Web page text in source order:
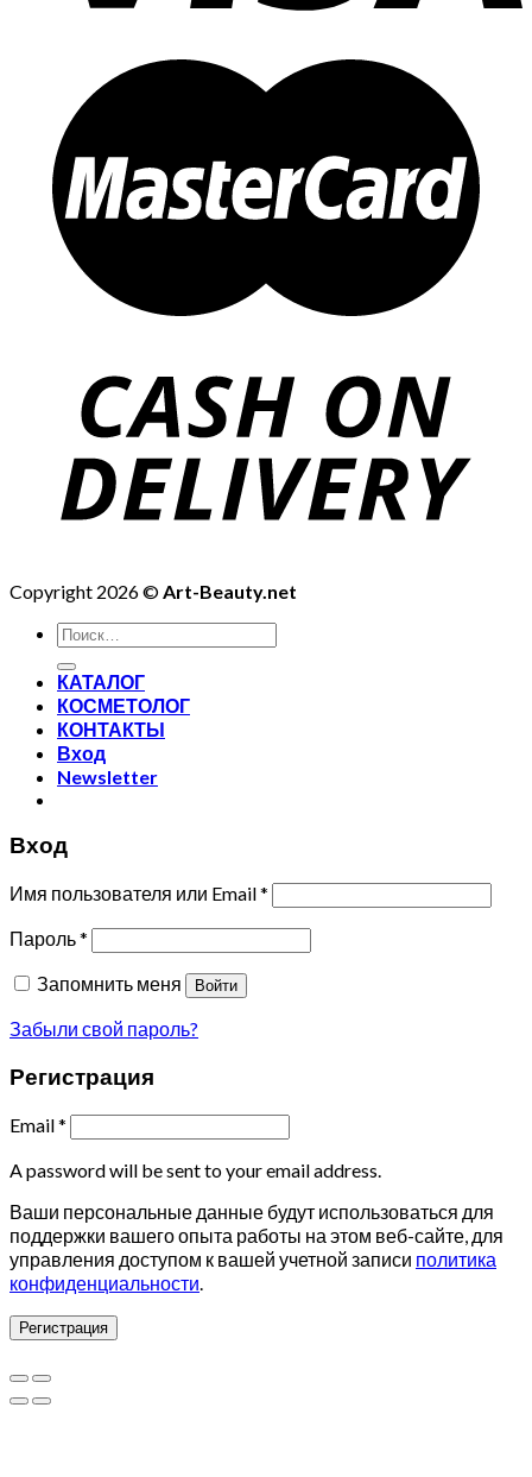
Copyright 2026 © Art-Beauty.net
Искать:
КАТАЛОГ
КОСМЕТОЛОГ
КОНТАКТЫ
Вход
Newsletter
Вход
Имя пользователя или Email*
Пароль*
Запомнить меня
Войти
Забыли свой пароль?
Регистрация
Email*
A password will be sent to your email address.
Ваши персональные данные будут использоваться для
поддержки вашего опыта работы на этом веб-сайте, для
управления доступом к вашей учетной записи политика
конфиденциальности
Регистрация